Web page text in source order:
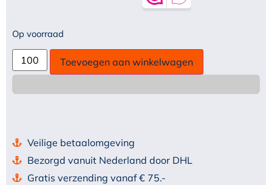
Op voorraad
Toevoegen aan winkelwagen
Veilige betaalomgeving
Bezorgd vanuit Nederland door DHL
Gratis verzending vanaf € 75.-